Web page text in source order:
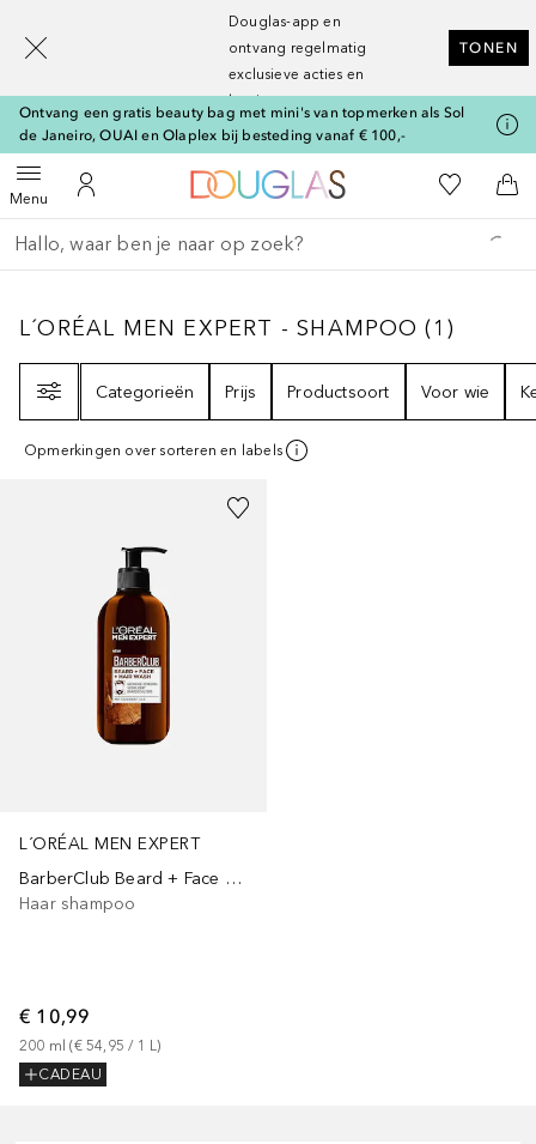
Douglas-app en
ontvang regelmatig
exclusieve acties en
kortingen
TONEN
Ontvang een gratis beauty bag met mini's van topmerken als Sol
de Janeiro, OUAI en Olaplex bij besteding vanaf € 100,-
MenuOpen menuNaar Mijn Account
Naar Douglas Home
Naar Mijn
Ga terug
Zoekopdracht uitvoeren
L´ORÉAL MEN EXPERT - SHAMPOO 1
L´ORÉAL MEN EXPERT - SHAMPOO (1 )
Categorieën
Prijs Productsoort Voor wie
Opmerkingen over sorteren en labels
L´ORÉAL MEN EXPERT
BarberClub Beard + Face + Hair Wash
Haar shampoo
€ 10,99
200 ml (€ 54,95 / 1 L)
CADEAU
[navigation.slideout.screenreader]